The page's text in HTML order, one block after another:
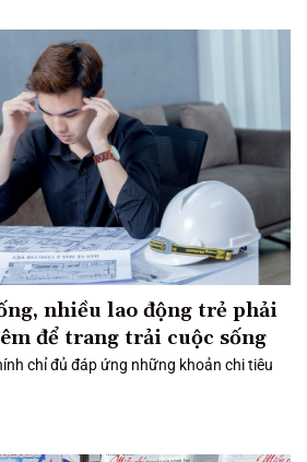
nhiều lao động trẻ phải
để trang trải cuộc sống
chỉ đủ đáp ứng những khoản chi tiêu